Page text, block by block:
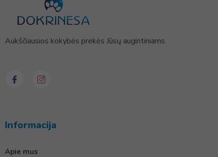
Aukščiausios kokybės prekės Jūsų augintiniams.
Informacija
Apie mus